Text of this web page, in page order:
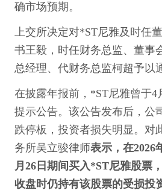
确市场预期。
上交所决定对*ST尼雅及时任
书王毅，时任财务总监、董事
总经理、代财务总监柯超予以
在披露年报前，*ST尼雅曾于4
提示公告。该公告发布后，公
跌停板，投资者损失明显。对
务所吴立骏律师表示，在2026
月26日期间买入*ST尼雅股票
收盘时仍持有该股票的受损投